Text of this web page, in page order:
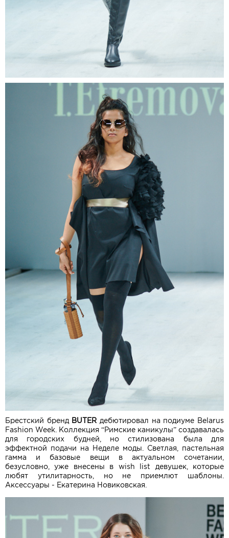
Брестский бренд BUTER дебютировал на подиуме Belarus
Fashion Week. Коллекция “Римские каникулы” создавалась
для городских будней, но стилизована была для
эффектной подачи на Неделе моды. Светлая, пастельная
гамма и базовые вещи в актуальном сочетании,
безусловно, уже внесены в wish list девушек, которые
любят утилитарность, но не приемлют шаблоны.
Аксессуары - Екатерина Новиковская.